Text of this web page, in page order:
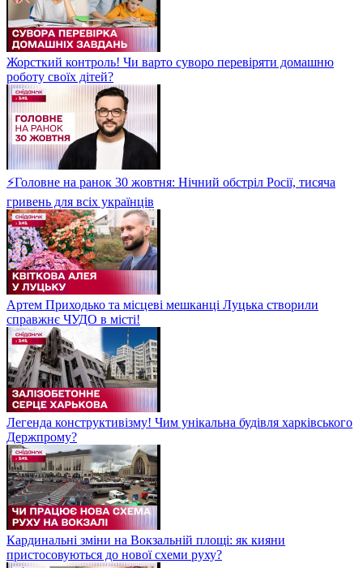
Жорсткий контроль! Чи варто суворо перевіряти домашню
роботу своїх дітей?
⚡Головне на ранок 30 жовтня: Нічний обстріл Росії, тисяча
гривень для всіх українців
Артем Приходько та місцеві мешканці Луцька створили
справжнє ЧУДО в місті!
Легенда конструктивізму! Чим унікальна будівля харківського
Держпрому?
Кардинальні зміни на Вокзальній площі: як кияни
пристосовуються до нової схеми руху?